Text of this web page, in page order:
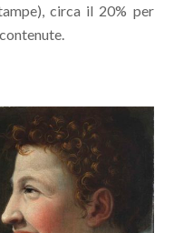
circa il 20% per